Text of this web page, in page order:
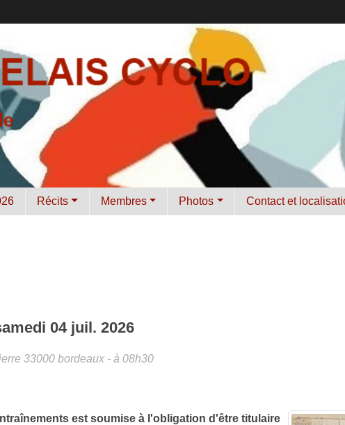
Récits Membres Photos Contact et
04 juil. 2026
33000 bordeaux - à 08h30
est soumise à l'obligation d'être titulaire